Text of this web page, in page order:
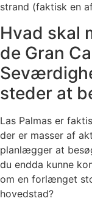
strand (faktisk en
Hvad skal
de Gran
steder at
Las Palmas er
der er masser af
planlægger at
du endda kunne
om en forlænget
hovedstad?